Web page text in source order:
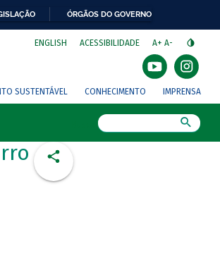
ÓRGÃOS DO GOVERNO
ENGLISH ACESSIBILIDADE A+ A-
SUSTENTÁVEL CONHECIMENTO IMPRENSA